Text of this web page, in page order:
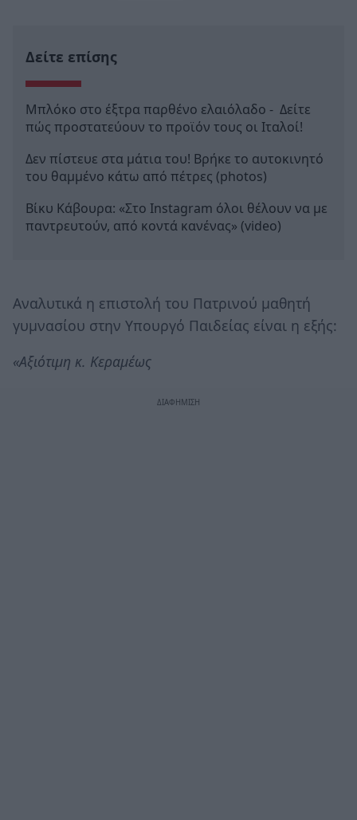
Δείτε επίσης
Μπλόκο στο έξτρα παρθένο ελαιόλαδο - Δείτε
πώς προστατεύουν το προϊόν τους οι Ιταλοί!
Δεν πίστευε στα μάτια του! Βρήκε το αυτοκινητό
του θαμμένο κάτω από πέτρες (photos)
Βίκυ Κάβουρα: «Στο Instagram όλοι θέλουν να με
παντρευτούν, από κοντά κανένας» (video)
Αναλυτικά η επιστολή του Πατρινού μαθητή
γυμνασίου στην Υπουργό Παιδείας είναι η εξής:
«Αξιότιμη κ. Κεραμέως